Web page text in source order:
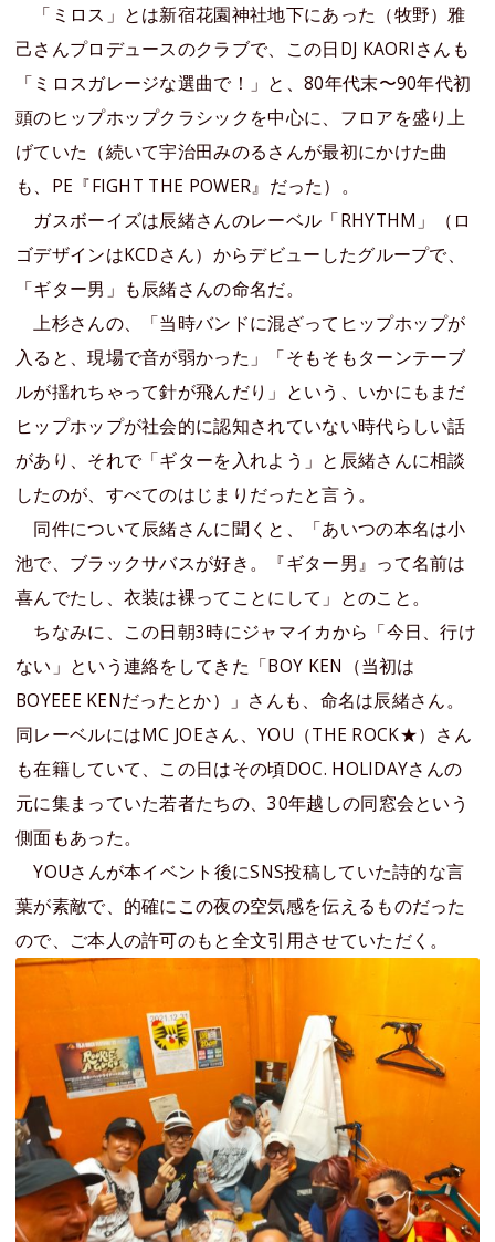
「ミロス」とは新宿花園神社地下にあった（牧野）雅
己さんプロデュースのクラブで、この日DJ KAORIさんも
「ミロスガレージな選曲で！」と、80年代末〜90年代初
頭のヒップホップクラシックを中心に、フロアを盛り上
げていた（続いて宇治田みのるさんが最初にかけた曲
も、PE『FIGHT THE POWER』だった）。
ガスボーイズは辰緒さんのレーベル「RHYTHM」（ロ
ゴデザインはKCDさん）からデビューしたグループで、
「ギター男」も辰緒さんの命名だ。
上杉さんの、「当時バンドに混ざってヒップホップが
入ると、現場で音が弱かった」「そもそもターンテーブ
ルが揺れちゃって針が飛んだり」という、いかにもまだ
ヒップホップが社会的に認知されていない時代らしい話
があり、それで「ギターを入れよう」と辰緒さんに相談
したのが、すべてのはじまりだったと言う。
同件について辰緒さんに聞くと、「あいつの本名は小
池で、ブラックサバスが好き。『ギター男』って名前は
喜んでたし、衣装は裸ってことにして」とのこと。
ちなみに、この日朝3時にジャマイカから「今日、行け
ない」という連絡をしてきた「BOY KEN（当初は
BOYEEE KENだったとか）」さんも、命名は辰緒さん。
同レーベルにはMC JOEさん、YOU（THE ROCK★）さん
も在籍していて、この日はその頃DOC. HOLIDAYさんの
元に集まっていた若者たちの、30年越しの同窓会という
側面もあった。
YOUさんが本イベント後にSNS投稿していた詩的な言
葉が素敵で、的確にこの夜の空気感を伝えるものだった
ので、ご本人の許可のもと全文引用させていただく。